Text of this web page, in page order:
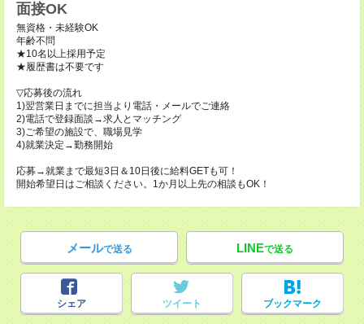
面接OK
無資格・未経験OK
年齢不問
★10名以上採用予定
★履歴書は不要です
▽応募後の流れ
1)翌営業日までに担当より電話・メールでご連絡
2)電話で登録面談→求人とマッチング
3)ご希望の施設で、職場見学
4)就業決定→勤務開始
応募→就業まで最短3日＆10日後に給料GETも可！
開始希望日はご相談ください。1か月以上先の相談もOK！
メールで送る LINEで送る
シェア ツイート ブックマーク